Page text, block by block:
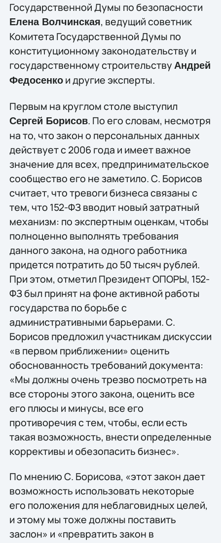
Государственной Думы по безопасности
Елена Волчинская, ведущий советник
Комитета Государственной Думы по
конституционному законодательству и
государственному строительству Андрей
Федосенкои другие эксперты.
Первым на круглом столе выступил
Сергей Борисов. По его словам, несмотря
на то, что закон о персональных данных
действует с 2006 года и имеет важное
значение для всех, предпринимательское
сообщество его не заметило. С. Борисов
считает, что тревоги бизнеса связаны с
тем, что 152-ФЗ вводит новый затратный
механизм: по экспертным оценкам, чтобы
полноценно выполнять требования
данного закона, на одного работника
придется потратить до 50 тысяч рублей.
При этом, отметил Президент ОПОРЫ, 152-
ФЗ был принят на фоне активной работы
государства по борьбе с
административными барьерами. С.
Борисов предложил участникам дискуссии
«в первом приближении» оценить
обоснованность требований документа:
«Мы должны очень трезво посмотреть на
все стороны этого закона, оценить все
его плюсы и минусы, все его
противоречия с тем, чтобы, если есть
такая возможность, внести определенные
коррективы и обезопасить бизнес».
По мнению С. Борисова, «этот закон дает
возможность использовать некоторые
его положения для неблаговидных целей,
и этому мы тоже должны поставить
заслон» и «превратить закон в